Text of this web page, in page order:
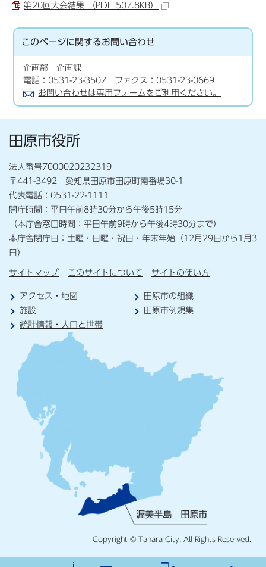
第20回大会結果 （PDF 507.8KB）
このページに関するお問い合わせ
企画部 企画課
電話：0531-23-3507 ファクス：0531-23-0669
お問い合わせは専用フォームをご利用ください。
田原市役所
法人番号7000020232319
〒441-3492 愛知県田原市田原町南番場30-1
代表電話：0531-22-1111
開庁時間：平日午前8時30分から午後5時15分
（本庁舎窓口時間：平日午前9時から午後4時30分まで）
本庁舎閉庁日：土曜・日曜・祝日・年末年始（12月29日から1月3
日）
サイトマップ このサイトについて サイトの使い方
アクセス・地図
田原市の組織
施設
田原市例規集
統計情報・人口と世帯
Copyright © Tahara City. All Rights Reserved.